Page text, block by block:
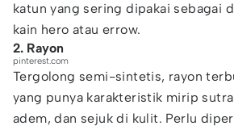
katun yang sering dipakai sebagai
kain hero atau errow.
2. Rayon
pinterest.com
Tergolong semi-sintetis, rayon
yang punya karakteristik mirip
adem, dan sejuk di kulit. Perlu